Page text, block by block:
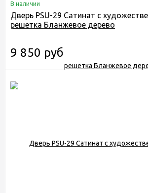
В наличии
Дверь PSU-29 Сатинат с
решетка Бланжевое дерево
9 850 руб